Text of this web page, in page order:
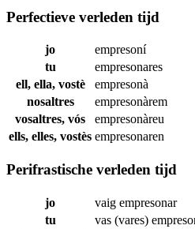
Perfectieve verleden tijd
jo
empresoní
tu
empresonares
ell, ella, vostè
empresonà
nosaltres
empresonàrem
vosaltres, vós
empresonàreu
ells, elles, vostès empresonaren
Perifrastische verleden tijd
jo vaig empresonar
tu
vas (vares)